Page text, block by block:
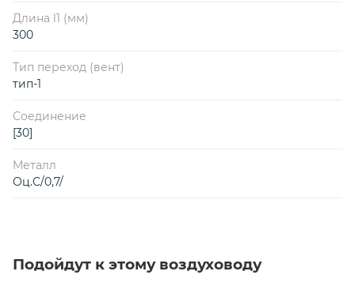
Длина l1 (мм)
300
Тип переход (вент)
тип-1
Соединение
[30]
Металл
Оц.С/0,7/
Подойдут к этому воздуховоду